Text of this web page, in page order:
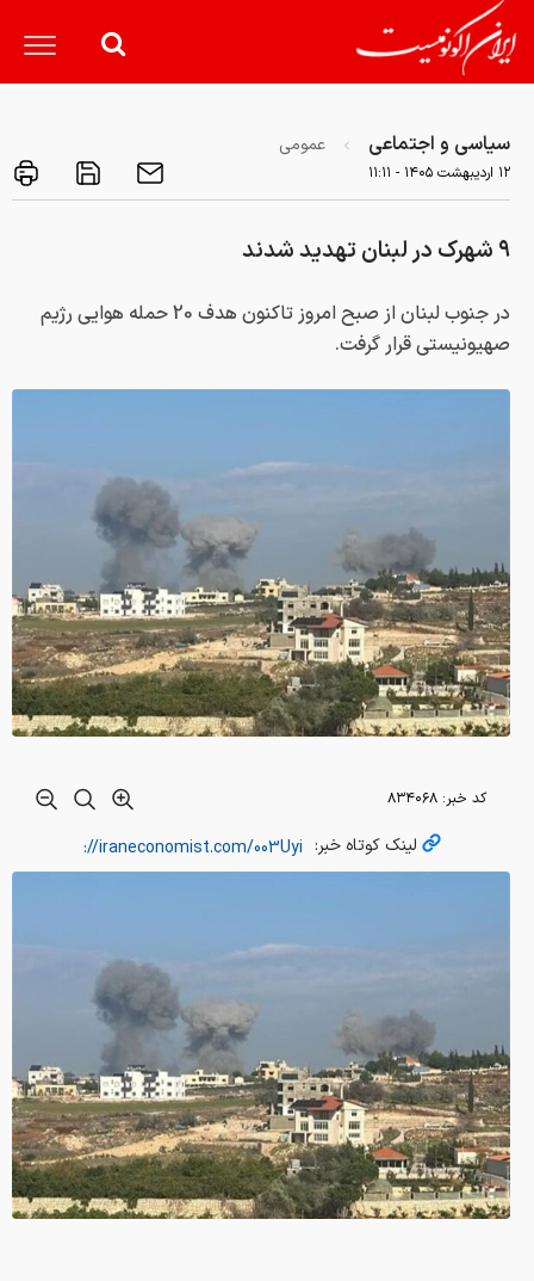
سیاسی و اجتماعی عمومی
۱۲ ارديبهشت ۱۴۰۵ - ۱۱:۱۱
۹ شهرک در لبنان تهدید شدند
در جنوب لبنان از صبح امروز تاکنون هدف 20 حمله هوایی رژیم
صهیونیستی قرار گرفت.
کد خبر: ۸۳۴۰۶۸
لینک کوتاه خبر: